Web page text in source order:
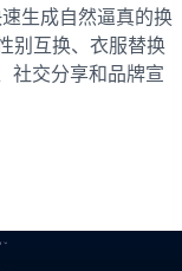
生成自然逼真的换
别互换、衣服替换
社交分享和品牌宣